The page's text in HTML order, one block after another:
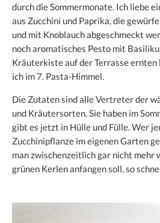
durch die Sommermonate. Ich liebe
aus Zucchini und Paprika, die
und mit Knoblauch abgeschmeckt
noch aromatisches Pesto mit
Kräuterkiste auf der Terrasse ernten
ich im 7. Pasta-Himmel.
Die Zutaten sind alle Vertreter der
und Kräutersorten. Sie haben im
gibt es jetzt in Hülle und Fülle. Wer
Zucchinipflanze im eigenen Garten
man zwischenzeitlich gar nicht mehr
grünen Kerlen anfangen soll, so